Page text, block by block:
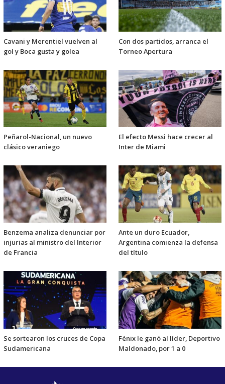
Cavani y Merentiel vuelven al
gol y Boca gusta y golea
Con dos partidos, arranca el
Torneo Apertura
Peñarol-Nacional, un nuevo
clásico veraniego
El efecto Messi hace crecer al
Inter de Miami
Benzema analiza denunciar por
injurias al ministro del Interior
de Francia
Ante un duro Ecuador,
Argentina comienza la defensa
del título
Se sortearon los cruces de Copa
Sudamericana
Fénix le ganó al líder, Deportivo
Maldonado, por 1 a 0